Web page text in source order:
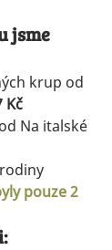
jsme
krup od
Kč
Na italské
pouze 2